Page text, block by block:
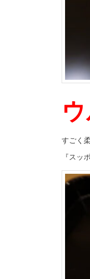
すごく
『スッ